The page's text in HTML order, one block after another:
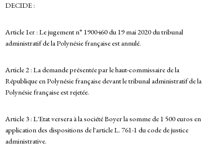
DECIDE :
Article 1er : Le jugement n° 1900460 du 19 mai 2020 du tribunal
administratif de la Polynésie française est annulé.
Article 2 : La demande présentée par le haut-commissaire de la
République en Polynésie française devant le tribunal administratif de la
Polynésie française est rejetée.
Article 3 : L'Etat versera à la société Boyer la somme de 1 500 euros en
application des dispositions de l'article L. 761-1 du code de justice
administrative.